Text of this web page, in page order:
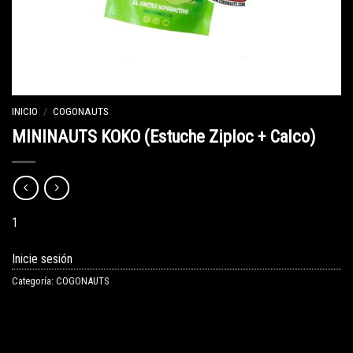
INICIO / COGONAUTS
MININAUTS KOKO (Estuche Ziploc + Calco)
1
Inicie sesión
Categoría: COGONAUTS